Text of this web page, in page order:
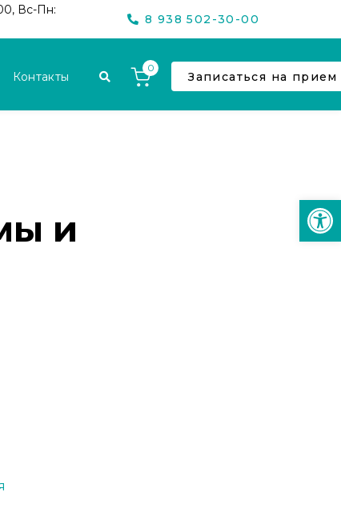
Вс-Пн:
8 938 502-30-00
Контакты
0
Записаться на прием
и